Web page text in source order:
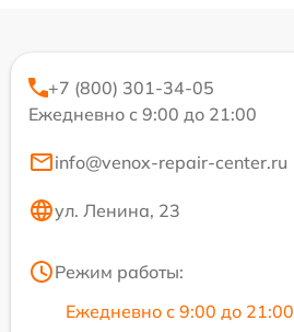
+7 (800) 301-34-05
Ежедневно с 9:00 до 21:00
info@venox-repair-center.ru
ул. Ленина, 23
Режим работы:
Ежедневно с 9:00 до 21:00